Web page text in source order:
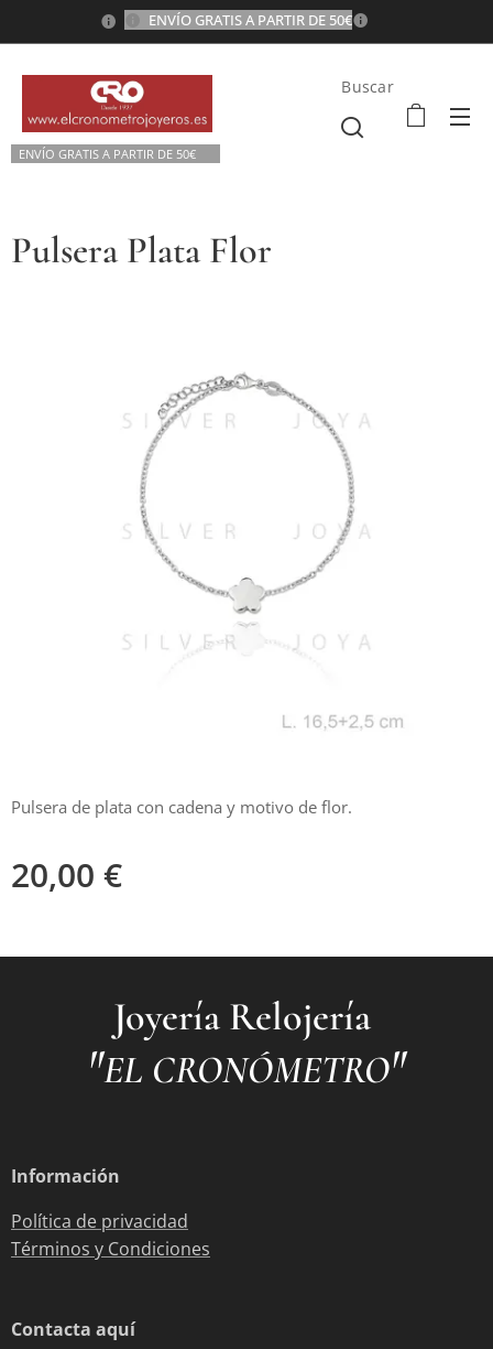
ENVÍO GRATIS A PARTIR DE 50€
ENVÍO GRATIS A PARTIR DE 50€💫
Buscar
Pulsera Plata Flor
Pulsera de plata con cadena y motivo de flor.
20,00 €
Joyería Relojería
"EL CRONÓMETRO"
Información
Política de privacidad
Términos y Condiciones
Contacta aquí